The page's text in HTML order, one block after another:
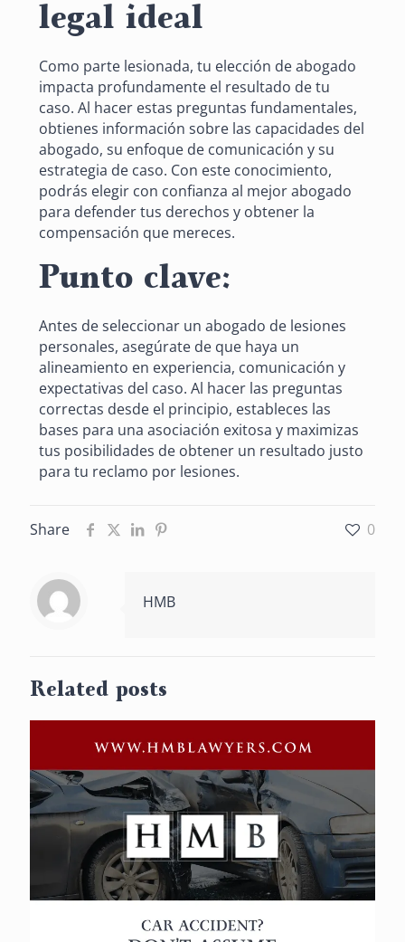
legal ideal
Como parte lesionada, tu elección de abogado
impacta profundamente el resultado de tu
caso. Al hacer estas preguntas fundamentales,
obtienes información sobre las capacidades del
abogado, su enfoque de comunicación y su
estrategia de caso. Con este conocimiento,
podrás elegir con confianza al mejor abogado
para defender tus derechos y obtener la
compensación que mereces.
Punto clave:
Antes de seleccionar un abogado de lesiones
personales, asegúrate de que haya un
alineamiento en experiencia, comunicación y
expectativas del caso. Al hacer las preguntas
correctas desde el principio, estableces las
bases para una asociación exitosa y maximizas
tus posibilidades de obtener un resultado justo
para tu reclamo por lesiones.
Share 0
HMB
Related posts